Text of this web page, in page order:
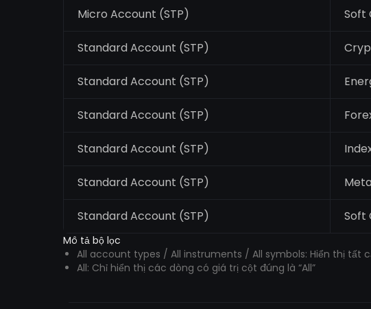
Micro Account (STP) Soft
Standard Account (STP)
Standard Account (STP)
Standard Account (STP)
Standard Account (STP)
Standard Account (STP)
Standard Account (STP) Soft
Mô tả bộ lọc
All account types / All instruments / All symbols: Hiển thị tất
All: Chỉ hiển thị các dòng có giá trị cột đúng là “All”